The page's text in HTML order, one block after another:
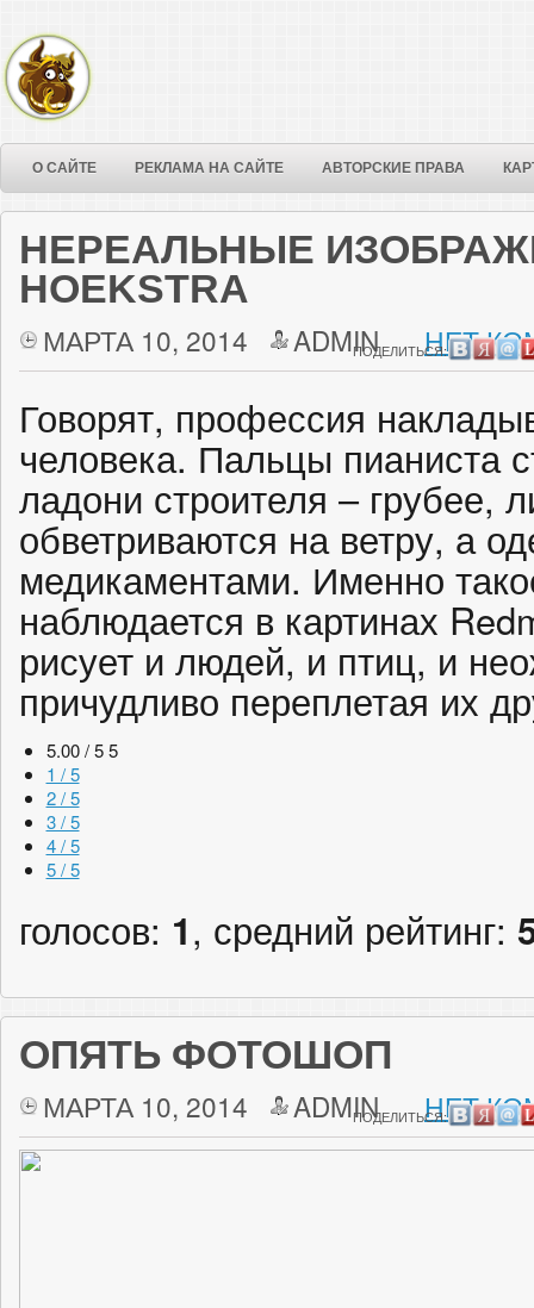
О САЙТЕ РЕКЛАМА НА САЙТЕ АВТОРСКИЕ ПРАВА
НЕРЕАЛЬНЫЕ
HOEKSTRA
МАРТА 10, 2014 ADMIN НЕТ
ПОДЕЛИТЬСЯ:
Говорят, профессия
человека. Пальцы пианиста
ладони строителя – грубее,
обветриваются на ветру, а
медикаментами. Именно
наблюдается в картинах
рисует и людей, и птиц, и
причудливо переплетая их
5.00 / 5 5
1 / 5
2 / 5
3 / 5
4 / 5
5 / 5
голосов: 1, средний рейтинг:
ОПЯТЬ ФОТОШОП
МАРТА 10, 2014 ADMIN НЕТ
ПОДЕЛИТЬСЯ: